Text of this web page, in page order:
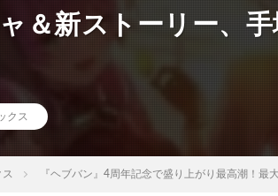
＆新ストーリー、手
クス
『ヘブバン』4周年記念で盛り上がり最高潮！最